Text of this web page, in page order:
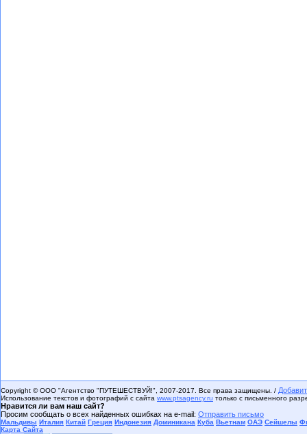
Copyright © ООО "Агентство "ПУТЕШЕСТВУЙ!", 2007-2017. Все права защищены. /
Использование текстов и фотографий с сайта www.ptsagency.ru только с письменного
Нравится ли вам наш сайт?
Просим сообщать о всех найденных ошибках на e-mail: Отправить письмо
Мальдивы Италия Китай Греция Индонезия Доминикана Куба Вьетнам ОАЭ Сейшелы
Карта Сайта